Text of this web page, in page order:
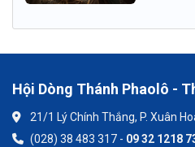
Hội Dòng Thánh Phaolô -
21/1 Lý Chính Thắng, P. Xuân
(028) 38 483 317 - 09 32 1218